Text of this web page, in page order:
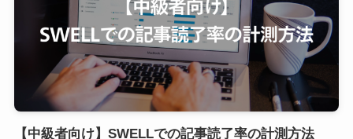
【中級者向け】SWELLでの記事読了率の計測方法